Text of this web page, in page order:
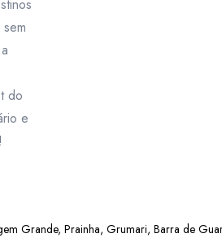
do
e
Grande, Prainha, Grumari, Barra de